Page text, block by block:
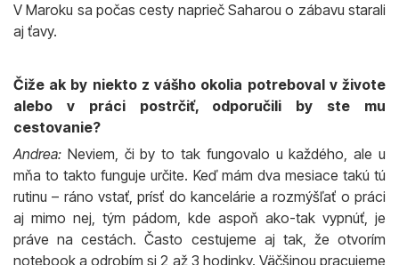
V Maroku sa počas cesty naprieč Saharou o zábavu starali
aj ťavy.
Čiže ak by niekto z vášho okolia potreboval v živote
alebo v práci postrčiť, odporučili by ste mu
cestovanie?
Andrea: Neviem, či by to tak fungovalo u každého, ale u
mňa to takto funguje určite. Keď mám dva mesiace takú tú
rutinu – ráno vstať, prísť do kancelárie a rozmýšľať o práci
aj mimo nej, tým pádom, kde aspoň ako-tak vypnúť, je
práve na cestách. Často cestujeme aj tak, že otvorím
notebook a odrobím si 2 až 3 hodinky. Väčšinou pracujeme